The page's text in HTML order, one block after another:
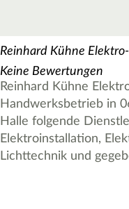
Reinhard Kühne
Keine Bewertungen
Reinhard Kühne
Handwerksbetrieb in
Halle folgende
Elektroinstallation,
Lichttechnik und